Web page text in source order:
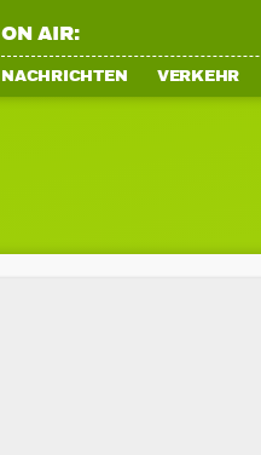
ON AIR:
NACHRICHTEN VERKEHR